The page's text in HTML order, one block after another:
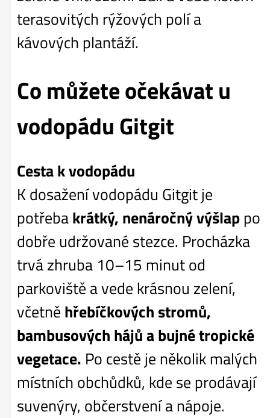
terasovitých rýžových polí a
kávových plantáží.
Co můžete očekávat u
vodopádu Gitgit
Cesta k vodopádu
K dosažení vodopádu Gitgit je
potřebakrátký, nenáročný výšlappo
dobře udržované stezce. Procházka
trvá zhruba 10–15 minut od
parkoviště a vede krásnou zelení,
včetně hřebíčkových stromů,
bambusových hájů a bujné tropické
vegetace. Po cestě je několik malých
místních obchůdků, kde se prodávají
suvenýry, občerstvení a nápoje.